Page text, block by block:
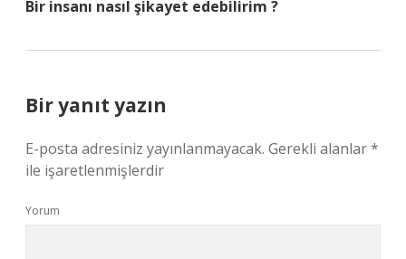
Bir insanı nasıl şikayet edebilirim ?
Bir yanıt yazın
E-posta adresiniz yayınlanmayacak. Gerekli alanlar*
ile işaretlenmişlerdir
Yorum